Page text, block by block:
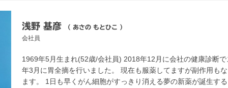
浅野 基彦 （ あさの もとひこ ）
会社員
1969年5月生まれ(52歳/会社員) 2018年12月に会社の健康診断
年3月に胃全摘を行いました。 現在も服薬してますが副作用も
ます。 1日も早くがん細胞がすっきり消える夢の新薬が誕生す